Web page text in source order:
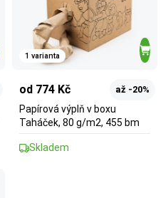
1 varianta
od 774 Kč až -20%
Papírová výplň v boxu
Taháček, 80 g/m2, 455 bm
Skladem